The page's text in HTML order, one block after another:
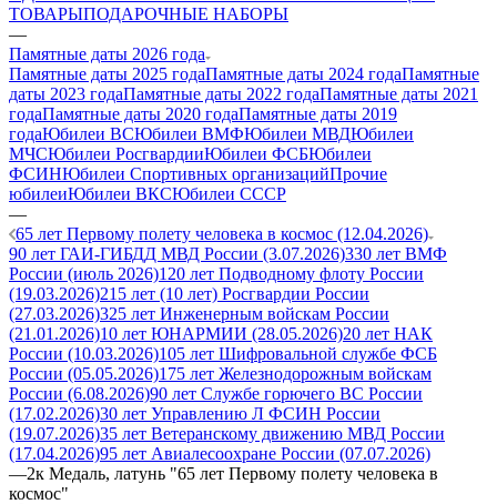
ТОВАРЫПОДАРОЧНЫЕ НАБОРЫ
—
Памятные даты 2026 года
Памятные даты 2025 годаПамятные даты 2024 годаПамятные
даты 2023 годаПамятные даты 2022 годаПамятные даты 2021
годаПамятные даты 2020 годаПамятные даты 2019
годаЮбилеи ВСЮбилеи ВМФЮбилеи МВДЮбилеи
МЧСЮбилеи РосгвардииЮбилеи ФСБЮбилеи
ФСИНЮбилеи Спортивных организацийПрочие
юбилеиЮбилеи ВКСЮбилеи СССР
—
65 лет Первому полету человека в космос (12.04.2026)
90 лет ГАИ-ГИБДД МВД России (3.07.2026)330 лет ВМФ
России (июль 2026)120 лет Подводному флоту России
(19.03.2026)215 лет (10 лет) Росгвардии России
(27.03.2026)325 лет Инженерным войскам России
(21.01.2026)10 лет ЮНАРМИИ (28.05.2026)20 лет НАК
России (10.03.2026)105 лет Шифровальной службе ФСБ
России (05.05.2026)175 лет Железнодорожным войскам
России (6.08.2026)90 лет Службе горючего ВС России
(17.02.2026)30 лет Управлению Л ФСИН России
(19.07.2026)35 лет Ветеранскому движению МВД России
(17.04.2026)95 лет Авиалесоохране России (07.07.2026)
—2к Медаль, латунь "65 лет Первому полету человека в
космос"